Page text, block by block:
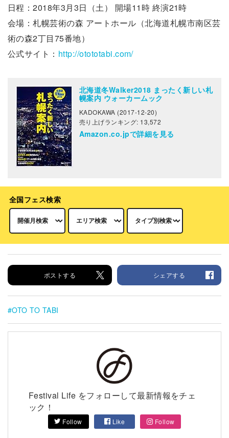
日程：2018年3月3日（土） 開場11時 終演21時
会場：札幌芸術の森 アートホール（北海道札幌市南区芸
術の森2丁目75番地）
公式サイト： http://otototabi.com/
北海道冬Walker2018 まったく新しい札
幌案内 ウォーカームック
KADOKAWA (2017-12-20)
売り上げランキング: 13,572
Amazon.co.jpで詳細を見る
全国フェス検索
ポストする シェアする
OTO TO TABI
Festival Life をフォローして最新情報をチェ
ック！
Follow Like Follow